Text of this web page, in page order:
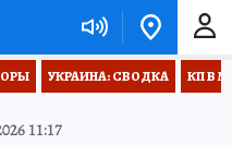
УКРАИНА: СВОДКА КП В
11:17